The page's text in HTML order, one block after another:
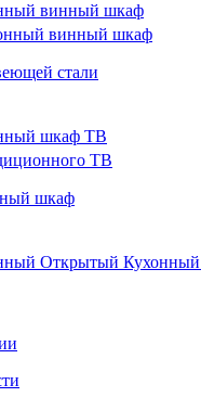
винный шкаф
винный шкаф
стали
шкаф ТВ
ТВ
шкаф
Открытый